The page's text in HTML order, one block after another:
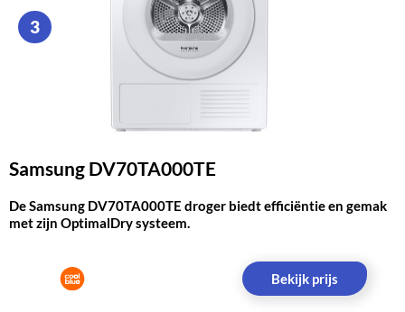
3
Samsung DV70TA000TE
De Samsung DV70TA000TE droger biedt efficiëntie en gemak
met zijn OptimalDry systeem.
Bekijk prijs